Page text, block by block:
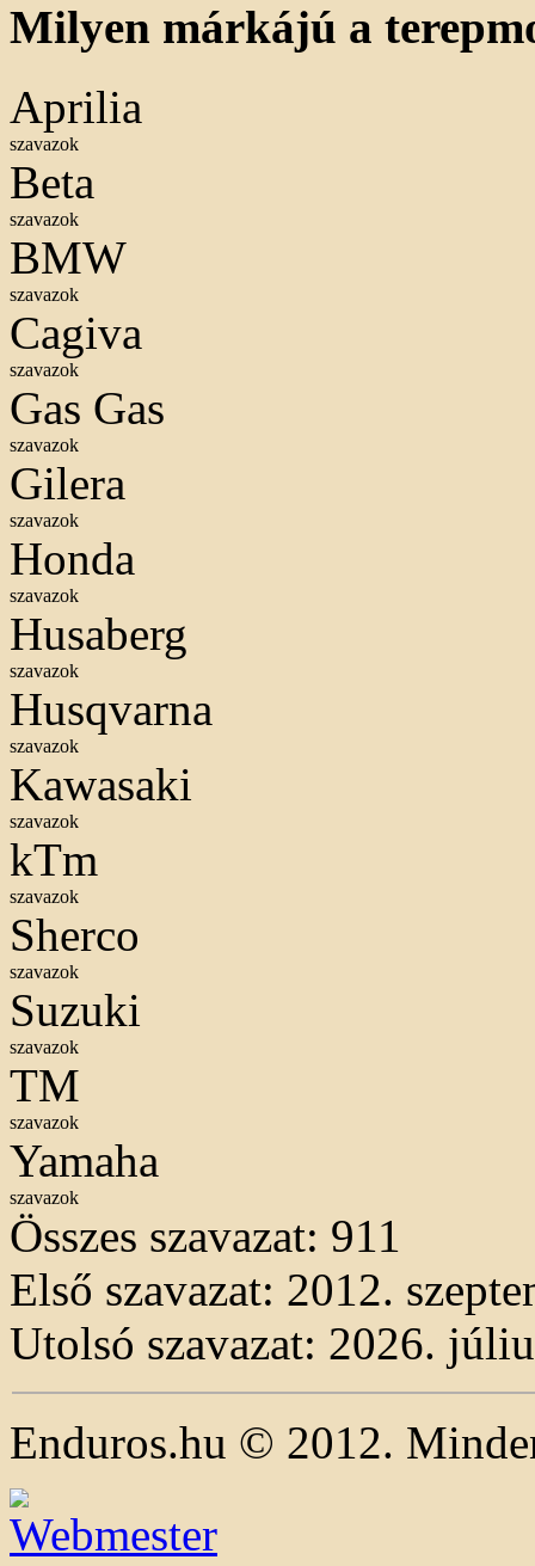
Milyen márkájú a
Aprilia
szavazok
Beta
szavazok
BMW
szavazok
Cagiva
szavazok
Gas Gas
szavazok
Gilera
szavazok
Honda
szavazok
Husaberg
szavazok
Husqvarna
szavazok
Kawasaki
szavazok
kTm
szavazok
Sherco
szavazok
Suzuki
szavazok
TM
szavazok
Yamaha
szavazok
Összes szavazat: 911
Első szavazat: 2012.
Utolsó szavazat: 2026.
Enduros.hu © 2012.